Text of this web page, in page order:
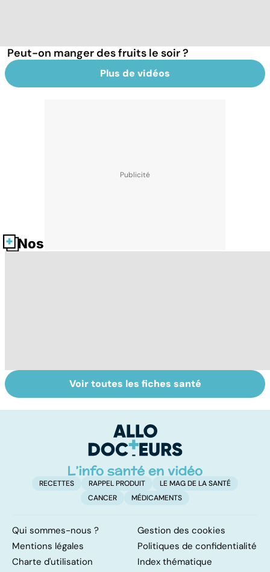
Peut-on manger des fruits le soir ?
Plus de vidéos
Nos fiches santé
Grand froid : nos
conseils
Perturbateurs
endocriniens :
notre santé
Voir toutes les fiches santé
RECETTES RAPPEL PRODUIT
LE MAG DE LA SANTÉ
CANCER
MÉDICAMENTS
Qui sommes-nous ?
Gestion des cookies
Mentions légales
Politiques de confidentialité
Charte d'utilisation
Index thématique